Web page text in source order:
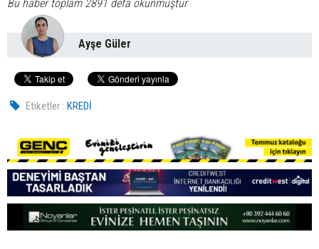
Bu haber toplam 2891 defa okunmuştur
Ayşe Güler
Etiketler : KREDİ